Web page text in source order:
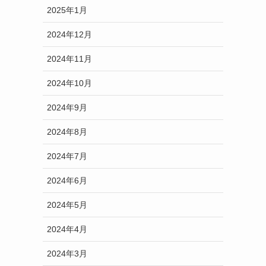
2025年1月
2024年12月
2024年11月
2024年10月
2024年9月
2024年8月
2024年7月
2024年6月
2024年5月
2024年4月
2024年3月